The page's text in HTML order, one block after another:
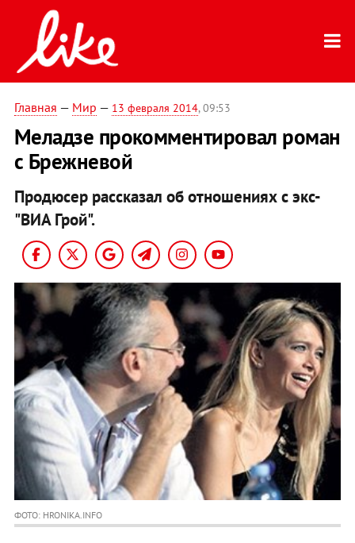
Главная — Мир — 13 февраля 2014, 09:53
Меладзе прокомментировал роман
с Брежневой
Продюсер рассказал об отношениях с экс-
"ВИА Грой".
ФОТО: HRONIKA.INFO